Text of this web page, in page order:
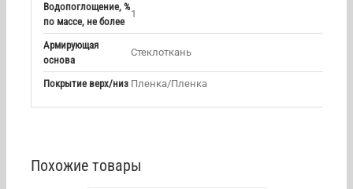
Водопоглощение, %
по массе, не более
1
Армирующая
основа
Стеклоткань
Покрытие верх/низ Пленка/Пленка
Похожие товары